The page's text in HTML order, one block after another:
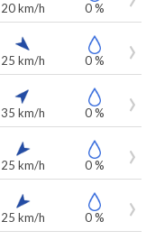
20 km/h 0 %
25 km/h 0 %
35 km/h 0 %
25 km/h 0 %
25 km/h 0 %